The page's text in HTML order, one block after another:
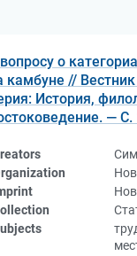
о
камбуне //
История,
— С.